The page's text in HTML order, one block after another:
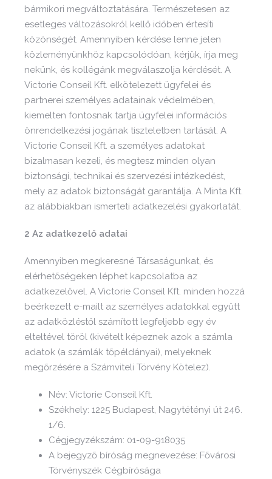
bármikori megváltoztatására. Természetesen az
esetleges változásokról kellő időben értesíti
közönségét. Amennyiben kérdése lenne jelen
közleményünkhöz kapcsolódóan, kérjük, írja meg
nekünk, és kollégánk megválaszolja kérdését. A
Victorie Conseil Kft. elkötelezett ügyfelei és
partnerei személyes adatainak védelmében,
kiemelten fontosnak tartja ügyfelei információs
önrendelkezési jogának tiszteletben tartását. A
Victorie Conseil Kft. a személyes adatokat
bizalmasan kezeli, és megtesz minden olyan
biztonsági, technikai és szervezési intézkedést,
mely az adatok biztonságát garantálja. A Minta Kft.
az alábbiakban ismerteti adatkezelési gyakorlatát.
2 Az adatkezelő adatai
Amennyiben megkeresné Társaságunkat, és
elérhetőségeken léphet kapcsolatba az
adatkezelővel. A Victorie Conseil Kft. minden hozzá
beérkezett e-mailt az személyes adatokkal együtt
az adatközléstől számított legfeljebb egy év
elteltével töröl (kivételt képeznek azok a számla
adatok (a számlák tőpéldányai), melyeknek
megőrzésére a Számviteli Törvény Kötelez).
Név: Victorie Conseil Kft.
Székhely: 1225 Budapest, Nagytétényi út 246.
1/6.
Cégjegyzékszám: 01-09-918035
A bejegyző bíróság megnevezése: Fővárosi
Törvényszék Cégbírósága